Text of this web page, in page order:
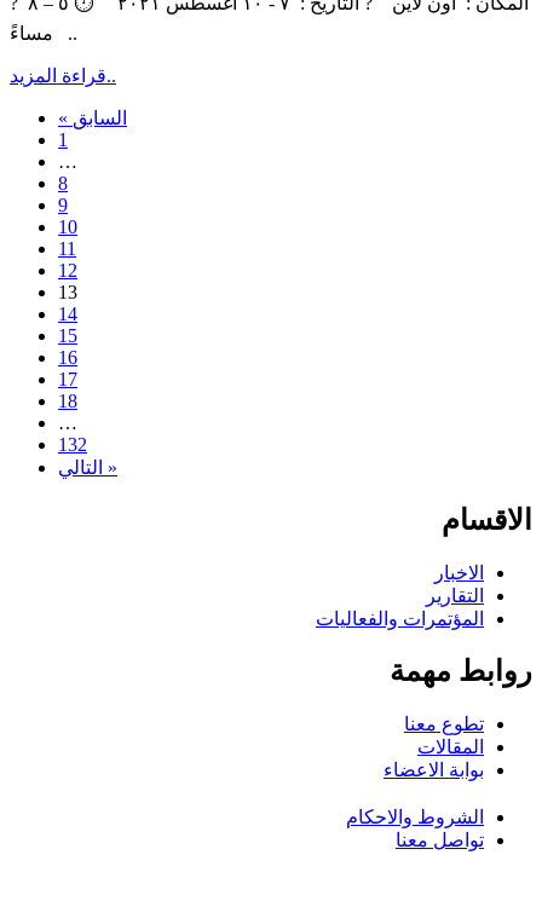
مساءً ..
قراءة المزيد..
« السابق
1
…
8
9
10
11
12
13
14
15
16
17
18
…
132
التالي »
الاقسام
الاخبار
التقارير
المؤتمرات والفعاليات
روابط مهمة
تطوع معنا
المقالات
بوابة الاعضاء
الشروط والاحكام
تواصل معنا